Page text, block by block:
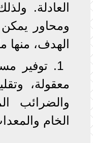
العادلة.
ومحاور
الهدف، منها
1. توفير
معقولة،
والضرائب
الخام